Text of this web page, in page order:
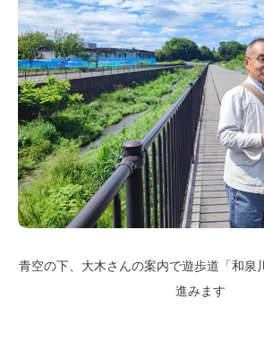
青空の下、大木さんの案内で遊歩道「和泉
進みます